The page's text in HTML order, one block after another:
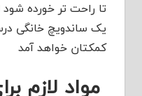
تا راحت تر خورده
یک ساندویچ خانگی
کمکتان خواهد آمد
مواد لازم